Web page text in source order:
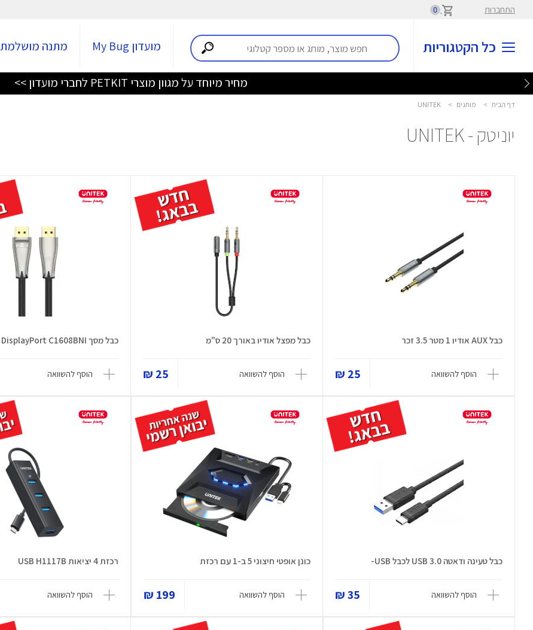
התחברות 0
כל הקטגוריות מועדון My Bug מתנה מושלמת
מחיר מיוחד על מגוון מוצרי PETKIT לחברי מועדון >>
דף הבית > מותגים >
UNITEK
יוניטק - UNITEK
כבל AUX אודיו 1 מטר 3.5 זכר
הוסף להשוואה 25 ₪
כבל מפצל אודיו באורך 20 ס"מ
הוסף להשוואה 25 ₪
כבל מסך DisplayPort C1608BNI
הוסף להשוואה
כבל טעינה ודאטה USB 3.0 לכבל USB-
הוסף להשוואה 35 ₪
כונן אופטי חיצוני 5 ב-1 עם רכזת
הוסף להשוואה 199 ₪
רכזת 4 יציאות USB H1117B
הוסף להשוואה